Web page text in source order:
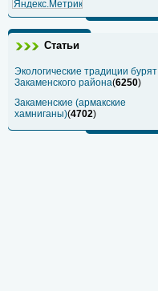
Статьи
Экологические традиции бурят
Закаменского района(6250)
Закаменские (армакские
хамниганы)(4702)